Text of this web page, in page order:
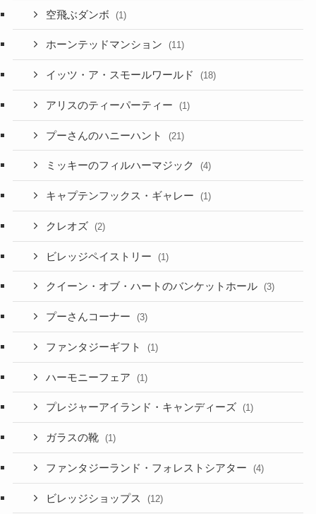
空飛ぶダンボ (1)
ホーンテッドマンション (11)
イッツ・ア・スモールワールド (18)
アリスのティーパーティー (1)
プーさんのハニーハント (21)
ミッキーのフィルハーマジック (4)
キャプテンフックス・ギャレー (1)
クレオズ (2)
ビレッジペイストリー (1)
クイーン・オブ・ハートのバンケットホール (3)
プーさんコーナー (3)
ファンタジーギフト (1)
ハーモニーフェア (1)
プレジャーアイランド・キャンディーズ (1)
ガラスの靴 (1)
ファンタジーランド・フォレストシアター (4)
ビレッジショップス (12)